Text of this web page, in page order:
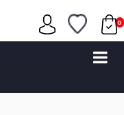
0